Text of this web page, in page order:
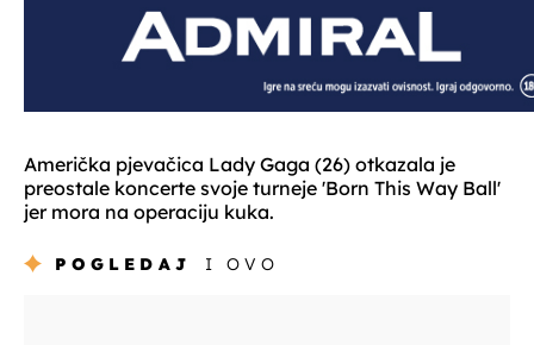
Američka pjevačica Lady Gaga (26) otkazala je
preostale koncerte svoje turneje 'Born This Way Ball'
jer mora na operaciju kuka.
POGLEDAJ I OVO